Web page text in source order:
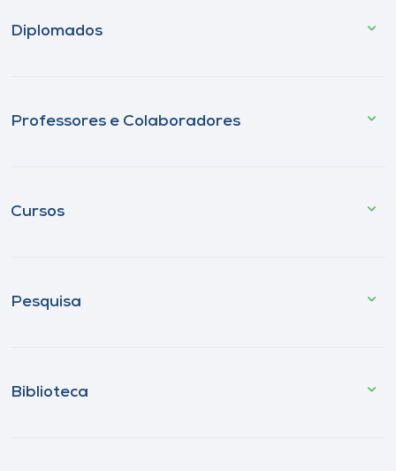
Diplomados
Professores e Colaboradores
Cursos
Pesquisa
Biblioteca